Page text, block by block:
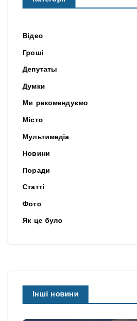
Відео
Гроші
Депутаты
Думки
Ми рекомендуємо
Місто
Мультимедіа
Новини
Поради
Статті
Фото
Як це було
Інші новини